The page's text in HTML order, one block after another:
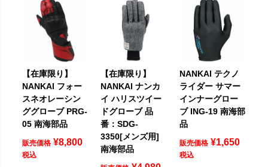
【在庫限り】
NANKAI フォー
スネオレーシン
ググローブ PRG-
05 南海部品
販売価格 ¥8,800
税込
【在庫限り】
NANKAI ナンカ
イ ハリスツイー
ドグローブ 品
番：SDG-
3350[メンズ用]
南海部品
NANKAI テクノ
ライダー サマー
インナーグロー
ブ ING-19 南海部
品
販売価格 ¥1,650
税込